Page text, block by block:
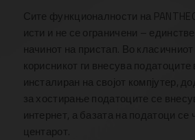
Сите функционалности на
исти и не се ограничени –
начинот на пристап. Во
корисникот ги внесува податоците
инсталиран на својот компјутер,
за хостирање податоците се
интернет, а базата на податоци се
центарот.